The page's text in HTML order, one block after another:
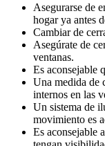
Asegurarse de
hogar ya antes
Cambiar de
Asegúrate de
ventanas.
Es aconsejable
Una medida de
internos en las
Un sistema de
movimiento es
Es aconsejable